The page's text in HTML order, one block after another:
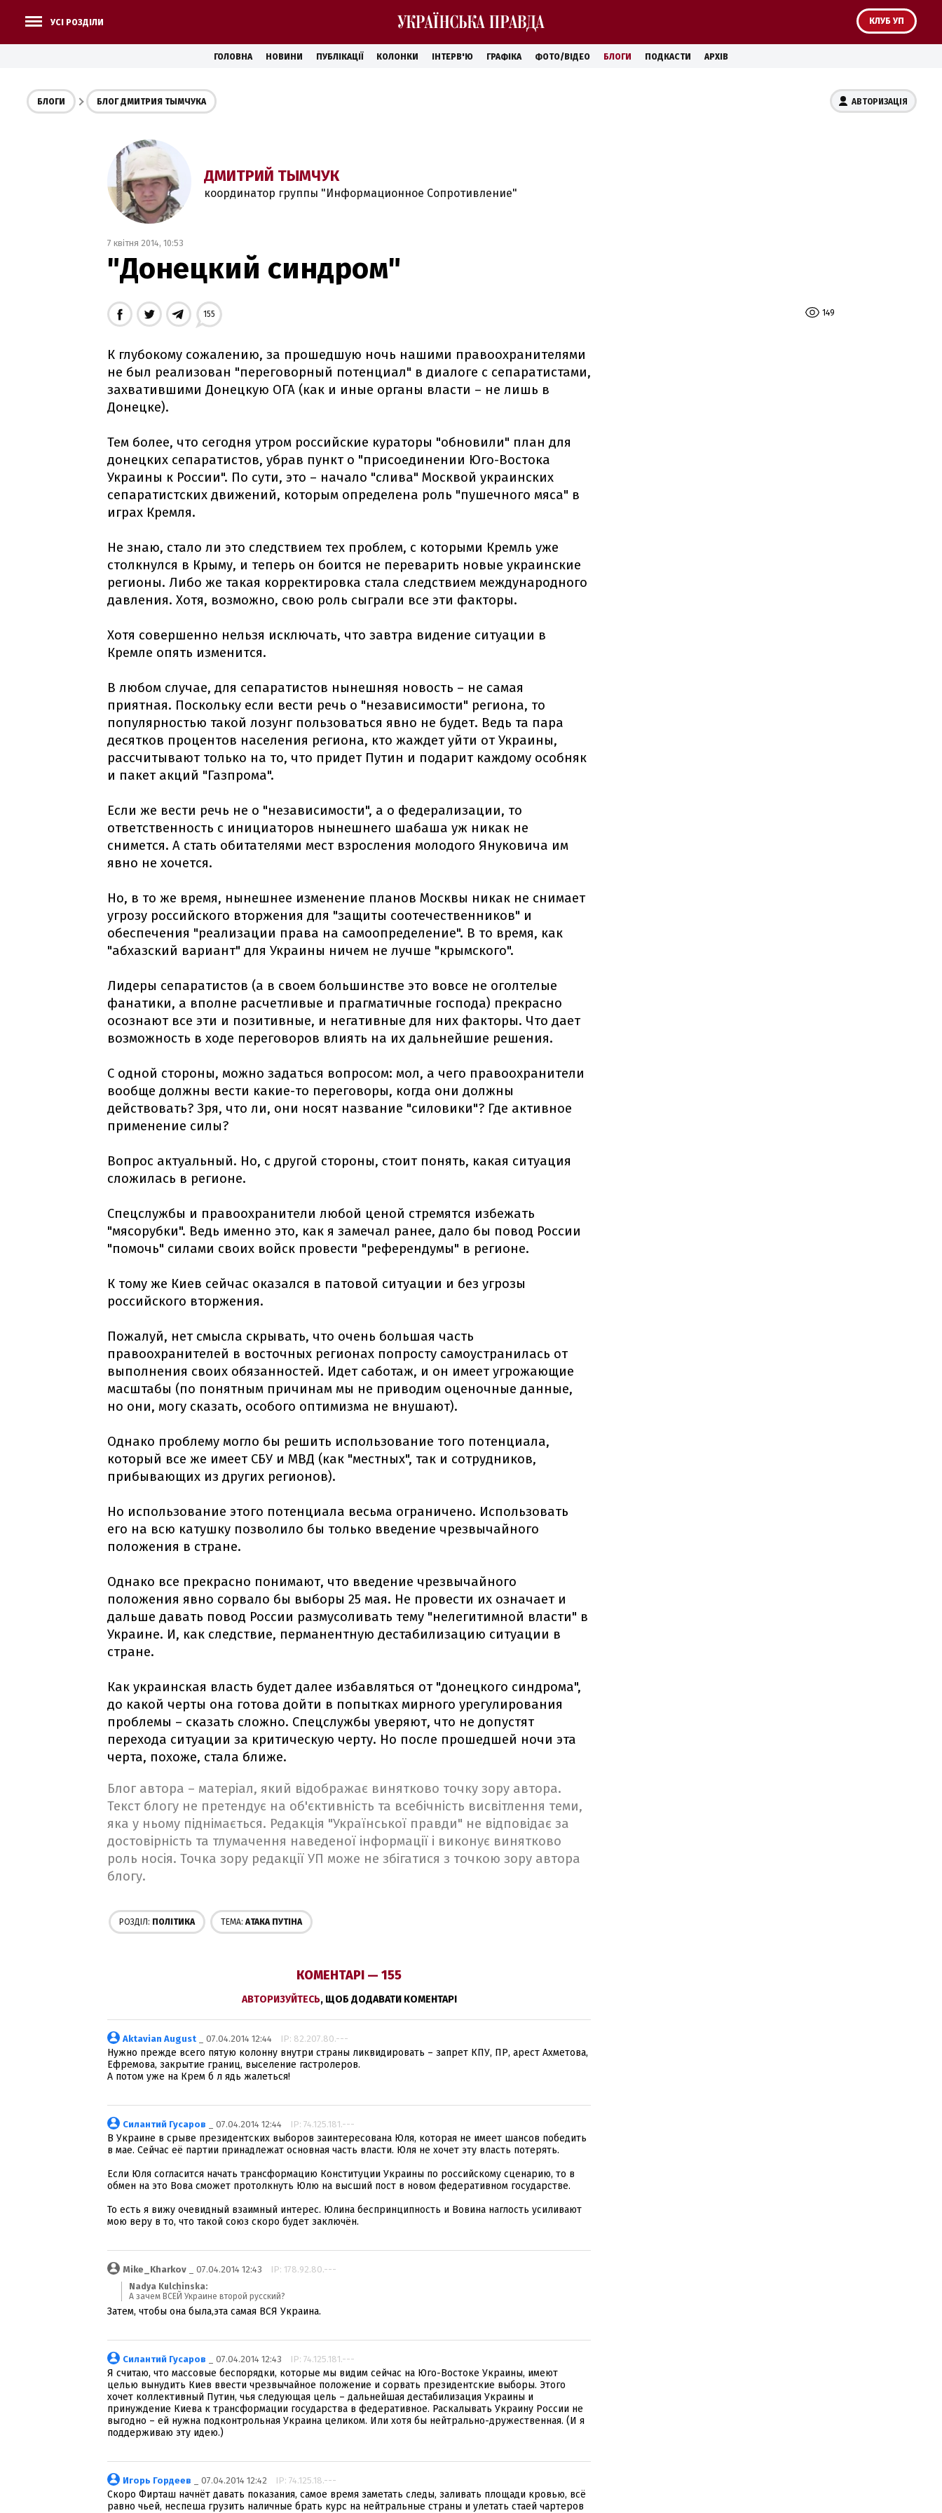
УСІ РОЗДІЛИ КЛУБ УП
ГОЛОВНА НОВИНИ ПУБЛІКАЦІЇ КОЛОНКИ ІНТЕРВ'Ю ГРАФІКА ФОТО/ВІДЕО БЛОГИ ПОДКАСТИ АРХІВ
АВТОРИЗАЦІЯ
БЛОГИ БЛОГ ДМИТРИЯ ТЫМЧУКА
ДМИТРИЙ ТЫМЧУК
координатор группы "Информационное Сопротивление"
7 квітня 2014, 10:53
"Донецкий синдром"
149
155
К глубокому сожалению, за прошедшую ночь нашими правоохранителями
не был реализован "переговорный потенциал" в диалоге с сепаратистами,
захватившими Донецкую ОГА (как и иные органы власти – не лишь в
Донецке).
Тем более, что сегодня утром российские кураторы "обновили" план для
донецких сепаратистов, убрав пункт о "присоединении Юго-Востока
Украины к России". По сути, это – начало "слива" Москвой украинских
сепаратистских движений, которым определена роль "пушечного мяса" в
играх Кремля.
Не знаю, стало ли это следствием тех проблем, с которыми Кремль уже
столкнулся в Крыму, и теперь он боится не переварить новые украинские
регионы. Либо же такая корректировка стала следствием международного
давления. Хотя, возможно, свою роль сыграли все эти факторы.
Хотя совершенно нельзя исключать, что завтра видение ситуации в
Кремле опять изменится.
В любом случае, для сепаратистов нынешняя новость – не самая
приятная. Поскольку если вести речь о "независимости" региона, то
популярностью такой лозунг пользоваться явно не будет. Ведь та пара
десятков процентов населения региона, кто жаждет уйти от Украины,
рассчитывают только на то, что придет Путин и подарит каждому особняк
и пакет акций "Газпрома".
Если же вести речь не о "независимости", а о федерализации, то
ответственность с инициаторов нынешнего шабаша уж никак не
снимется. А стать обитателями мест взросления молодого Януковича им
явно не хочется.
Но, в то же время, нынешнее изменение планов Москвы никак не снимает
угрозу российского вторжения для "защиты соотечественников" и
обеспечения "реализации права на самоопределение". В то время, как
"абхазский вариант" для Украины ничем не лучше "крымского".
Лидеры сепаратистов (а в своем большинстве это вовсе не оголтелые
фанатики, а вполне расчетливые и прагматичные господа) прекрасно
осознают все эти и позитивные, и негативные для них факторы. Что дает
возможность в ходе переговоров влиять на их дальнейшие решения.
С одной стороны, можно задаться вопросом: мол, а чего правоохранители
вообще должны вести какие-то переговоры, когда они должны
действовать? Зря, что ли, они носят название "силовики"? Где активное
применение силы?
Вопрос актуальный. Но, с другой стороны, стоит понять, какая ситуация
сложилась в регионе.
Спецслужбы и правоохранители любой ценой стремятся избежать
"мясорубки". Ведь именно это, как я замечал ранее, дало бы повод России
"помочь" силами своих войск провести "референдумы" в регионе.
К тому же Киев сейчас оказался в патовой ситуации и без угрозы
российского вторжения.
Пожалуй, нет смысла скрывать, что очень большая часть
правоохранителей в восточных регионах попросту самоустранилась от
выполнения своих обязанностей. Идет саботаж, и он имеет угрожающие
масштабы (по понятным причинам мы не приводим оценочные данные,
но они, могу сказать, особого оптимизма не внушают).
Однако проблему могло бы решить использование того потенциала,
который все же имеет СБУ и МВД (как "местных", так и сотрудников,
прибывающих из других регионов).
Но использование этого потенциала весьма ограничено. Использовать
его на всю катушку позволило бы только введение чрезвычайного
положения в стране.
Однако все прекрасно понимают, что введение чрезвычайного
положения явно сорвало бы выборы 25 мая. Не провести их означает и
дальше давать повод России размусоливать тему "нелегитимной власти" в
Украине. И, как следствие, перманентную дестабилизацию ситуации в
стране.
Как украинская власть будет далее избавляться от "донецкого синдрома",
до какой черты она готова дойти в попытках мирного урегулирования
проблемы – сказать сложно. Спецслужбы уверяют, что не допустят
перехода ситуации за критическую черту. Но после прошедшей ночи эта
черта, похоже, стала ближе.
Блог автора – матеріал, який відображає винятково точку зору автора.
Текст блогу не претендує на об'єктивність та всебічність висвітлення теми,
яка у ньому піднімається. Редакція "Української правди" не відповідає за
достовірність та тлумачення наведеної інформації і виконує винятково
роль носія. Точка зору редакції УП може не збігатися з точкою зору автора
блогу.
РОЗДІЛ: ПОЛІТИКА ТЕМА: AТАКА ПУТІНА
КОМЕНТАРІ — 155
АВТОРИЗУЙТЕСЬ, ЩОБ ДОДАВАТИ КОМЕНТАРІ
Aktavian August _ 07.04.2014 12:44 IP: 82.207.80.---
Нужно прежде всего пятую колонну внутри страны ликвидировать – запрет КПУ, ПР, арест Ахметова,
Ефремова, закрытие границ, выселение гастролеров.
А потом уже на Крем б л ядь жалеться!
Силантий Гусаров _ 07.04.2014 12:44 IP: 74.125.181.---
В Украине в срыве президентских выборов заинтересована Юля, которая не имеет шансов победить
в мае. Сейчас её партии принадлежат основная часть власти. Юля не хочет эту власть потерять.
Если Юля согласится начать трансформацию Конституции Украины по российскому сценарию, то в
обмен на это Вова сможет протолкнуть Юлю на высший пост в новом федеративном государстве.
То есть я вижу очевидный взаимный интерес. Юлина беспринципность и Вовина наглость усиливают
мою веру в то, что такой союз скоро будет заключён.
Mike_Kharkov _ 07.04.2014 12:43 IP: 178.92.80.---
Nadya Kulchinska:
А зачем ВСЕЙ Украине второй русский?
Затем, чтобы она была,эта самая ВСЯ Украина.
Силантий Гусаров _ 07.04.2014 12:43 IP: 74.125.181.---
Я считаю, что массовые беспорядки, которые мы видим сейчас на Юго-Востоке Украины, имеют
целью вынудить Киев ввести чрезвычайное положение и сорвать президентские выборы. Этого
хочет коллективный Путин, чья следующая цель – дальнейшая дестабилизация Украины и
принуждение Киева к трансформации государства в федеративное. Раскалывать Украину России не
выгодно – ей нужна подконтрольная Украина целиком. Или хотя бы нейтрально-дружественная. (И я
поддерживаю эту идею.)
Игорь Гордеев _ 07.04.2014 12:42 IP: 74.125.18.---
Скоро Фирташ начнёт давать показания, самое время заметать следы, заливать площади кровью, всё
равно чьей, неспеша грузить наличные брать курс на нейтральные страны и улетать стаей чартеров